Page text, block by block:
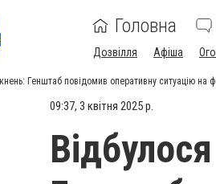
Головна
Дозвілля Афіша
Генштаб повідомив оперативну ситуацію на
09:37, 3 квітня 2025 р.